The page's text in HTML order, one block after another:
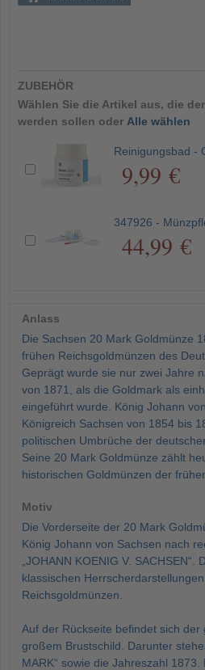
ZUBEHÖR
Wählen Sie die Artikel aus, die
werden sollen oder Alle wählen
Reinigungsbad -
9,99 €
347926 -
44,99 €
Anlass
Die Sachsen 20 Mark Goldmünze
frühen Reichsgoldmünzen des
Geprägt wurde sie nur zwei Jahre
von 1871, als die Goldmark als
eingeführt wurde. König Johann
Königreich Sachsen von 1854 bis
politischen Umbrüche der
Seine 20 Mark Goldmünze zählt
historischen Goldmünzen der
Motiv
Die Vorderseite der 20 Mark
König Johann von Sachsen nach
„JOHANN KOENIG V.
klassischen
Reichsgoldmünzen.
Auf der Rückseite befindet sich
großem Brustschild. Darunter
MARK“ sowie die Jahreszahl 1873.